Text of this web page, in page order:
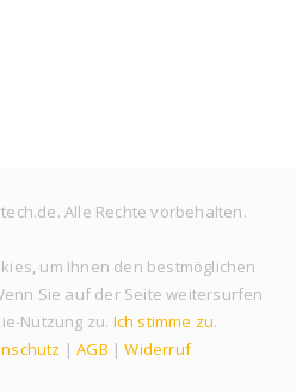
Alle Rechte vorbehalten.
um Ihnen den bestmöglichen
Sie auf der Seite weitersurfen
Nutzung zu. Ich stimme zu.
|AGB |Widerruf